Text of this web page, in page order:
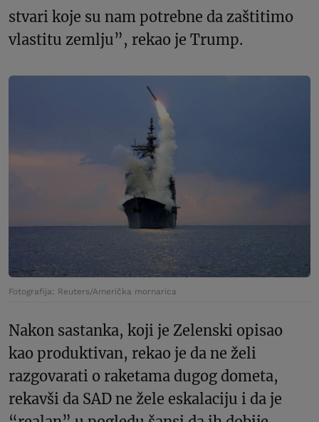
stvari koje su nam potrebne da zaštitimo
vlastitu zemlju”, rekao je Trump.
Fotografija: Reuters/Američka mornarica
Nakon sastanka, koji je Zelenski opisao
kao produktivan, rekao je da ne želi
razgovarati o raketama dugog dometa,
rekavši da SAD ne žele eskalaciju i da je